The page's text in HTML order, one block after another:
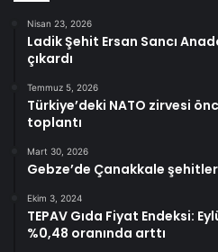
Nisan 23, 2026
Ladik Şehit Ersan Sancı
çıkardı
Temmuz 5, 2026
Türkiye’deki NATO zirvesi
toplantı
Mart 30, 2026
Gebze’de Çanakkale
Ekim 3, 2024
TEPAV Gıda Fiyat Endeksi:
%0,48 oranında arttı